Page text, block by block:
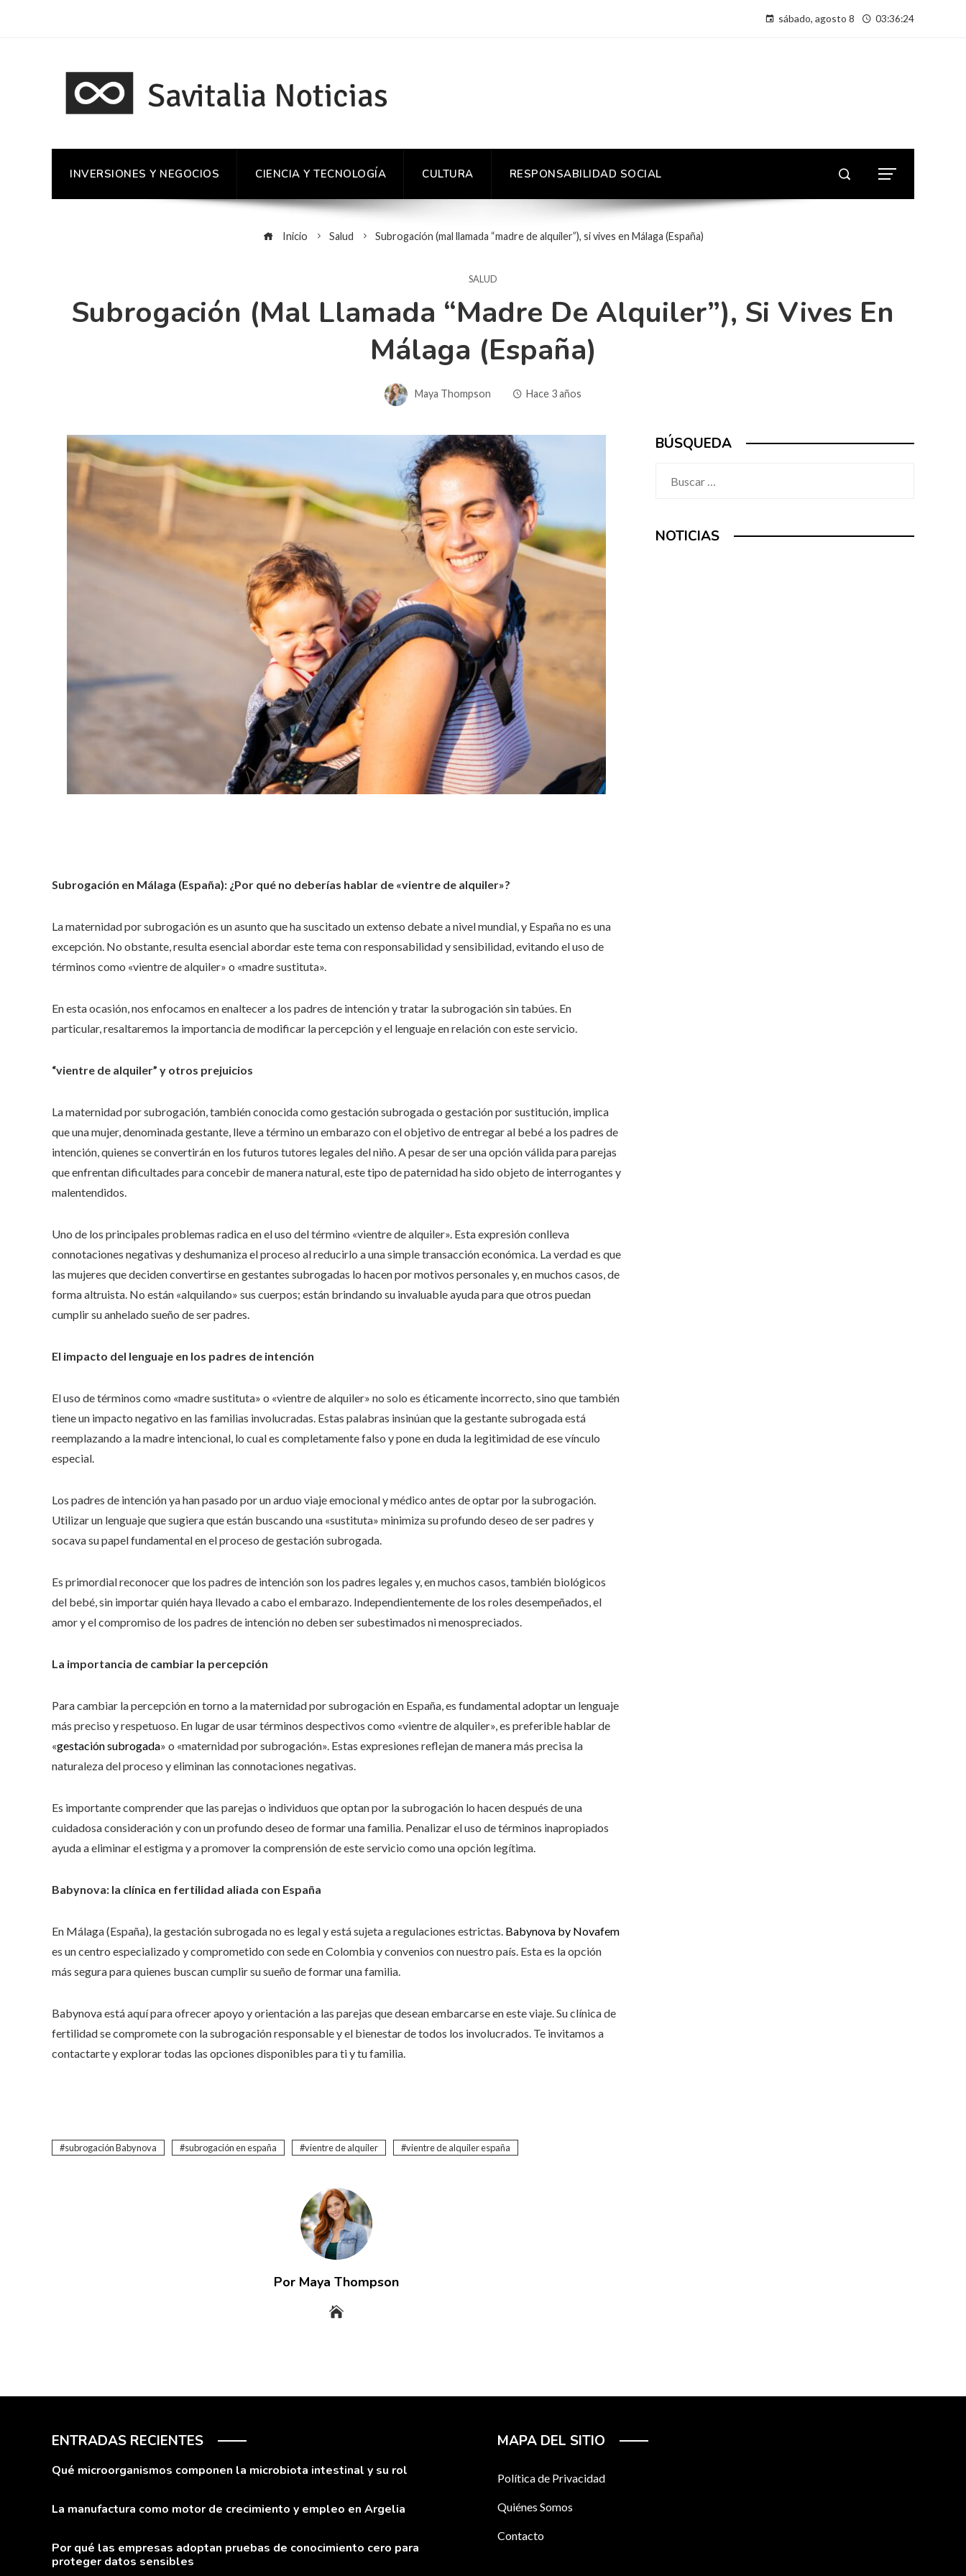
sábado, agosto 8 03:36:25
INVERSIONES Y NEGOCIOS CIENCIA Y TECNOLOGÍA CULTURA RESPONSABILIDAD SOCIAL
Inicio Salud Subrogación (mal llamada “madre de alquiler”), si vives en Málaga (España)
SALUD
Subrogación (mal Llamada “madre De Alquiler”), Si Vives En
Málaga (España)
Maya Thompson Hace 3 años
Subrogación en Málaga (España): ¿Por qué no deberías hablar de «vientre de alquiler»?
La maternidad por subrogación es un asunto que ha suscitado un extenso debate a nivel mundial, y España no es una
excepción. No obstante, resulta esencial abordar este tema con responsabilidad y sensibilidad, evitando el uso de
términos como «vientre de alquiler» o «madre sustituta».
En esta ocasión, nos enfocamos en enaltecer a los padres de intención y tratar la subrogación sin tabúes. En
particular, resaltaremos la importancia de modificar la percepción y el lenguaje en relación con este servicio.
“vientre de alquiler” y otros prejuicios
La maternidad por subrogación, también conocida como gestación subrogada o gestación por sustitución, implica
que una mujer, denominada gestante, lleve a término un embarazo con el objetivo de entregar al bebé a los padres de
intención, quienes se convertirán en los futuros tutores legales del niño. A pesar de ser una opción válida para parejas
que enfrentan dificultades para concebir de manera natural, este tipo de paternidad ha sido objeto de interrogantes y
malentendidos.
Uno de los principales problemas radica en el uso del término «vientre de alquiler». Esta expresión conlleva
connotaciones negativas y deshumaniza el proceso al reducirlo a una simple transacción económica. La verdad es que
las mujeres que deciden convertirse en gestantes subrogadas lo hacen por motivos personales y, en muchos casos, de
forma altruista. No están «alquilando» sus cuerpos; están brindando su invaluable ayuda para que otros puedan
cumplir su anhelado sueño de ser padres.
El impacto del lenguaje en los padres de intención
El uso de términos como «madre sustituta» o «vientre de alquiler» no solo es éticamente incorrecto, sino que también
tiene un impacto negativo en las familias involucradas. Estas palabras insinúan que la gestante subrogada está
reemplazando a la madre intencional, lo cual es completamente falso y pone en duda la legitimidad de ese vínculo
especial.
Los padres de intención ya han pasado por un arduo viaje emocional y médico antes de optar por la subrogación.
Utilizar un lenguaje que sugiera que están buscando una «sustituta» minimiza su profundo deseo de ser padres y
socava su papel fundamental en el proceso de gestación subrogada.
Es primordial reconocer que los padres de intención son los padres legales y, en muchos casos, también biológicos
del bebé, sin importar quién haya llevado a cabo el embarazo. Independientemente de los roles desempeñados, el
amor y el compromiso de los padres de intención no deben ser subestimados ni menospreciados.
La importancia de cambiar la percepción
Para cambiar la percepción en torno a la maternidad por subrogación en España, es fundamental adoptar un lenguaje
más preciso y respetuoso. En lugar de usar términos despectivos como «vientre de alquiler», es preferible hablar de
«gestación subrogada» o «maternidad por subrogación». Estas expresiones reflejan de manera más precisa la
naturaleza del proceso y eliminan las connotaciones negativas.
Es importante comprender que las parejas o individuos que optan por la subrogación lo hacen después de una
cuidadosa consideración y con un profundo deseo de formar una familia. Penalizar el uso de términos inapropiados
ayuda a eliminar el estigma y a promover la comprensión de este servicio como una opción legítima.
Babynova: la clínica en fertilidad aliada con España
En Málaga (España), la gestación subrogada no es legal y está sujeta a regulaciones estrictas. Babynova by Novafem
es un centro especializado y comprometido con sede en Colombia y convenios con nuestro país. Esta es la opción
más segura para quienes buscan cumplir su sueño de formar una familia.
Babynova está aquí para ofrecer apoyo y orientación a las parejas que desean embarcarse en este viaje. Su clínica de
fertilidad se compromete con la subrogación responsable y el bienestar de todos los involucrados. Te invitamos a
contactarte y explorar todas las opciones disponibles para ti y tu familia.
subrogación Babynova subrogación en españa vientre de alquiler vientre de alquiler españa
Por Maya Thompson
BÚSQUEDA
NOTICIAS
ENTRADAS RECIENTES
Qué microorganismos componen la microbiota intestinal y su rol
La manufactura como motor de crecimiento y empleo en Argelia
Por qué las empresas adoptan pruebas de conocimiento cero para
proteger datos sensibles
MAPA DEL SITIO
Política de Privacidad
Quiénes Somos
Contacto